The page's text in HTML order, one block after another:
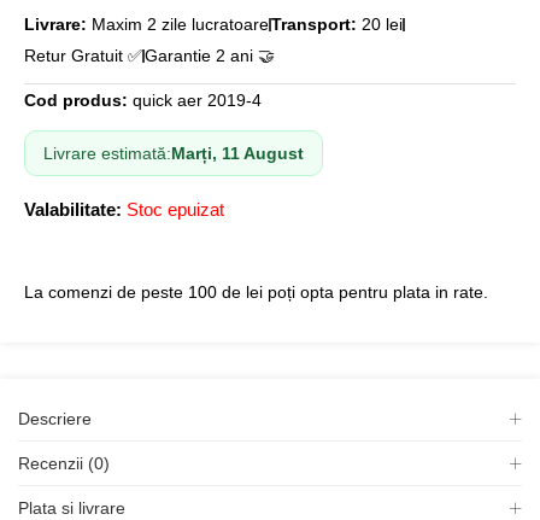
Livrare: Maxim 2 zile lucratoareTransport: 20 lei
Retur Gratuit ✅Garantie 2 ani 🤝
Cod produs: quick aer 2019-4
Livrare estimată:Marți, 11 August
Valabilitate: Stoc epuizat
La comenzi de peste 100 de lei poți opta pentru plata in rate.
Descriere
Recenzii (0)
Plata si livrare